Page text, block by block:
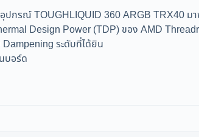
กรณ์ TOUGHLIQUID 360 ARGB TRX40 ม
Design Power (TDP) ของ AMD
ระดับที่ได้ยิน
บอร์ด